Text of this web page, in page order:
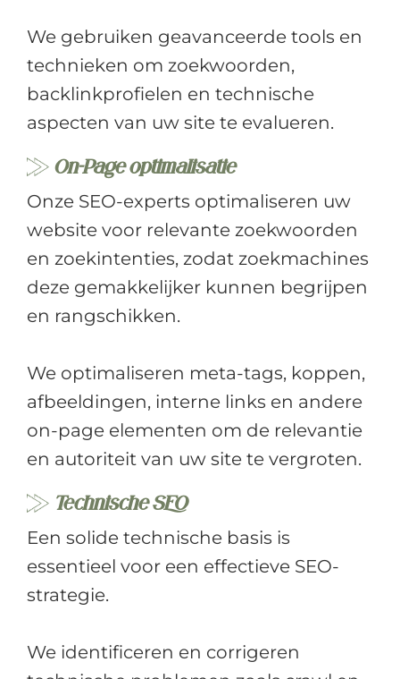
We gebruiken geavanceerde tools en
technieken om zoekwoorden,
backlinkprofielen en technische
aspecten van uw site te evalueren.
On-Page optimalisatie
Onze SEO-experts optimaliseren uw
website voor relevante zoekwoorden
en zoekintenties, zodat zoekmachines
deze gemakkelijker kunnen begrijpen
en rangschikken.
We optimaliseren meta-tags, koppen,
afbeeldingen, interne links en andere
on-page elementen om de relevantie
en autoriteit van uw site te vergroten.
Technische SEO
Een solide technische basis is
essentieel voor een effectieve SEO-
strategie.
We identificeren en corrigeren